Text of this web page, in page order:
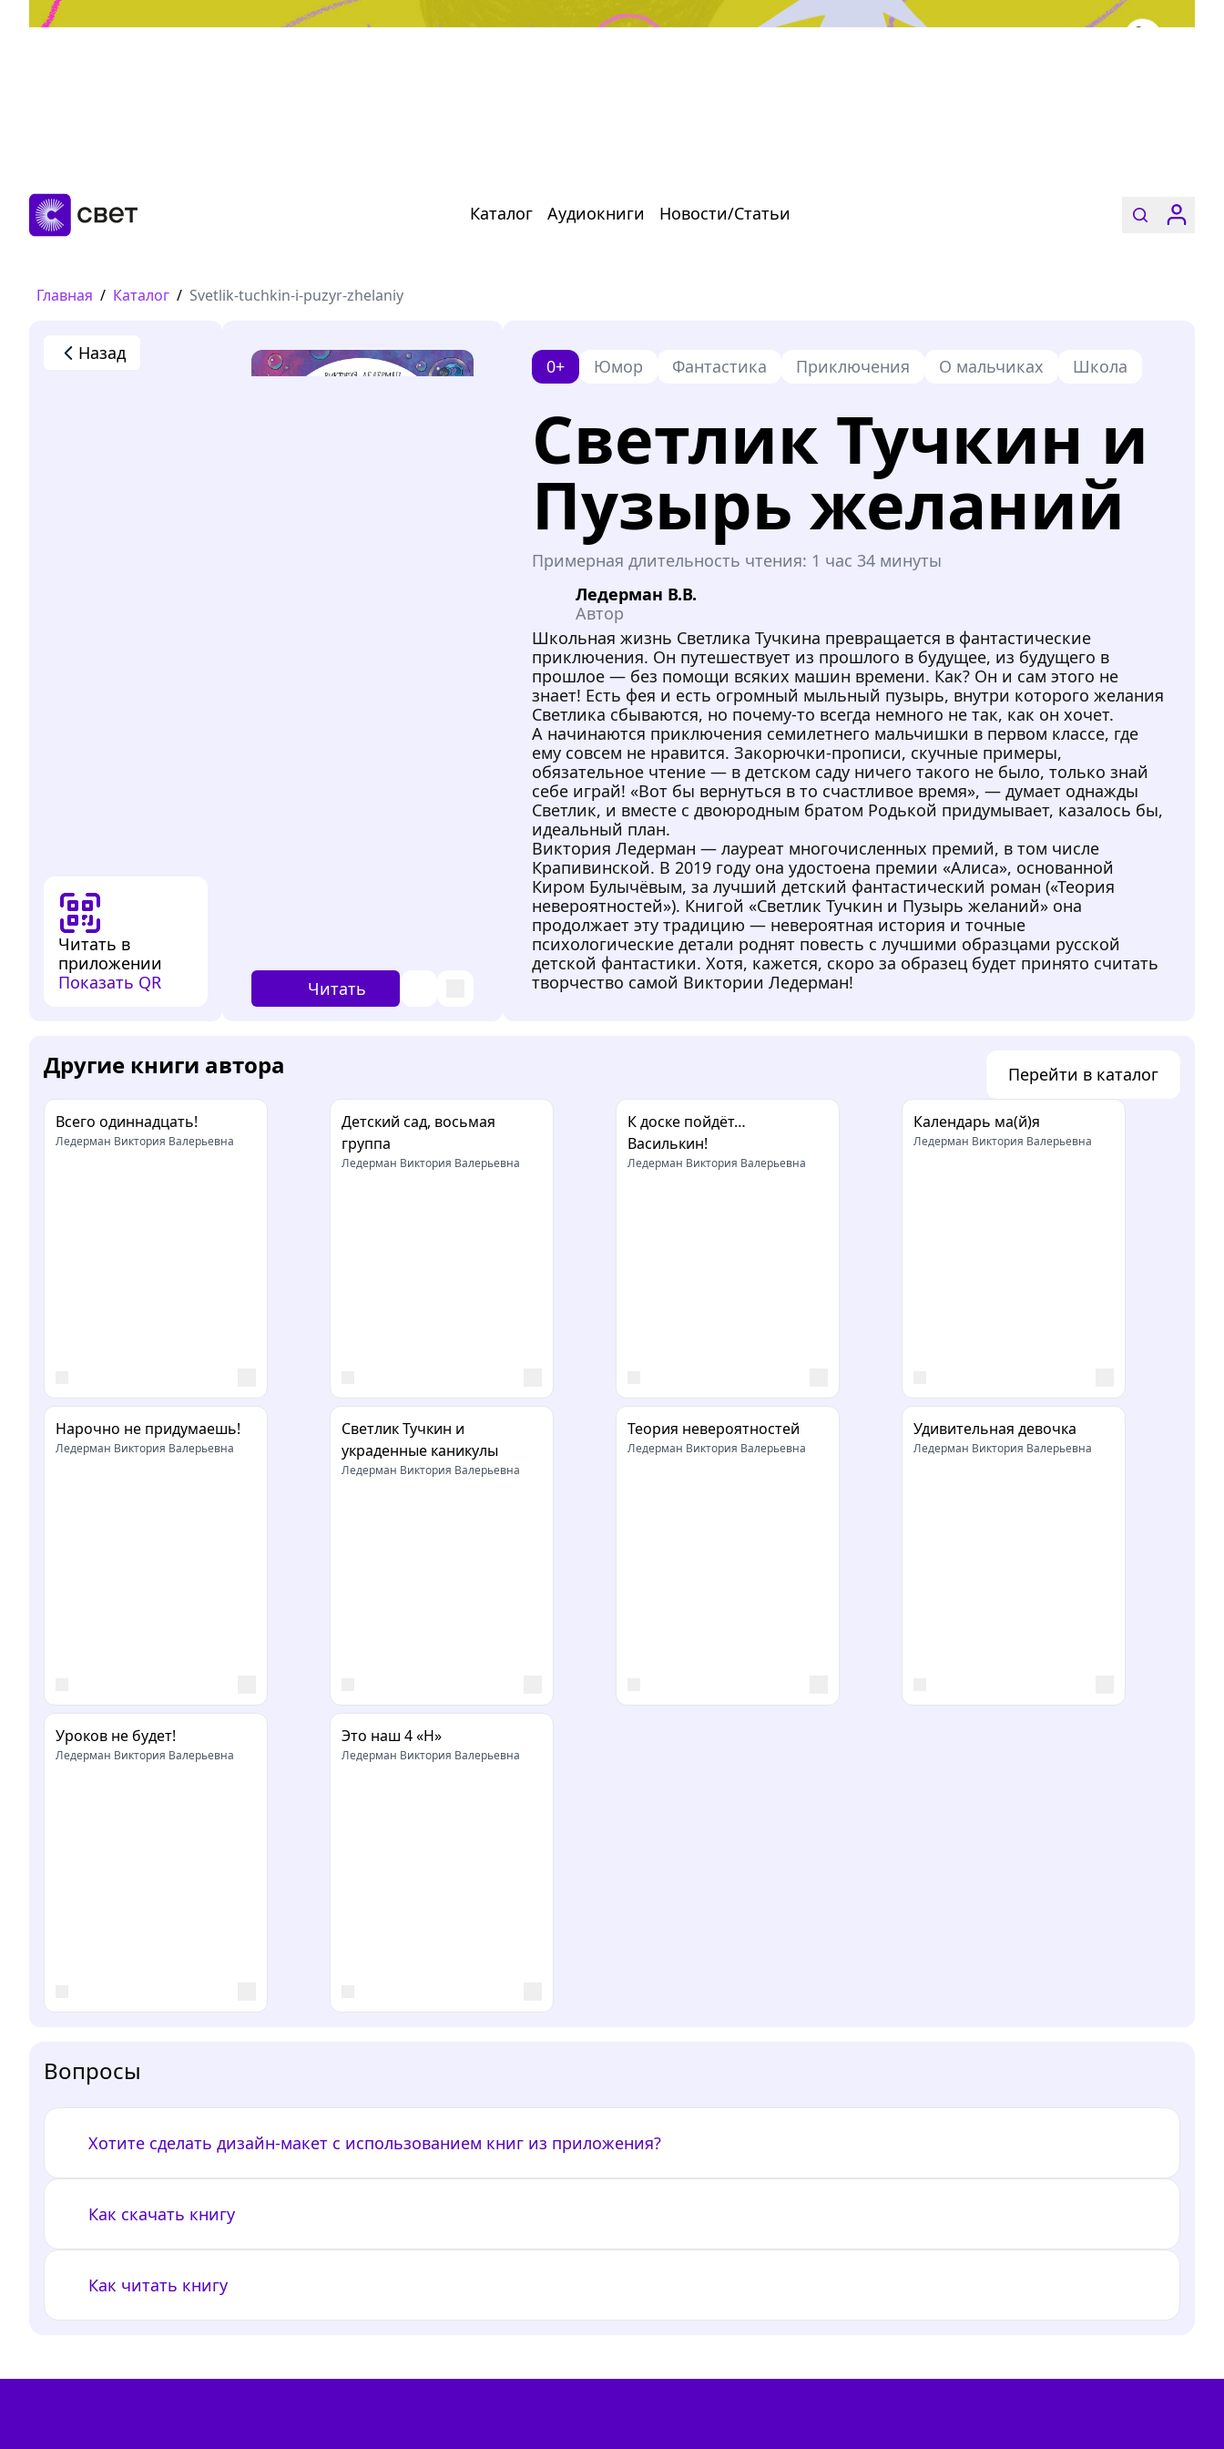
Дружба, любовь, взросление
Каталог Аудиокниги Новости/Статьи
Главная / Каталог / Svetlik-tuchkin-i-puzyr-zhelaniy
Назад
Читать в
приложении
Показать QR
Читать
0+ Юмор Фантастика Приключения О мальчиках Школа
Светлик Тучкин и
Пузырь желаний
Примерная длительность чтения: 1 час 34 минуты
Ледерман В.В.
Автор
Школьная жизнь Светлика Тучкина превращается в фантастические
приключения. Он путешествует из прошлого в будущее, из будущего в
прошлое — без помощи всяких машин времени. Как? Он и сам этого не
знает! Есть фея и есть огромный мыльный пузырь, внутри которого желания
Светлика сбываются, но почему-то всегда немного не так, как он хочет.
А начинаются приключения семилетнего мальчишки в первом классе, где
ему совсем не нравится. Закорючки-прописи, скучные примеры,
обязательное чтение — в детском саду ничего такого не было, только знай
себе играй! «Вот бы вернуться в то счастливое время», — думает однажды
Светлик, и вместе с двоюродным братом Родькой придумывает, казалось бы,
идеальный план.
Виктория Ледерман — лауреат многочисленных премий, в том числе
Крапивинской. В 2019 году она удостоена премии «Алиса», основанной
Киром Булычёвым, за лучший детский фантастический роман («Теория
невероятностей»). Книгой «Светлик Тучкин и Пузырь желаний» она
продолжает эту традицию — невероятная история и точные
психологические детали роднят повесть с лучшими образцами русской
детской фантастики. Хотя, кажется, скоро за образец будет принято считать
творчество самой Виктории Ледерман!
Другие книги автора Перейти в каталог
Всего одиннадцать!
Ледерман Виктория Валерьевна
Детский сад, восьмая
группа
Ледерман Виктория Валерьевна
К доске пойдёт…
Василькин!
Ледерман Виктория Валерьевна
Календарь ма(й)я
Ледерман Виктория Валерьевна
Нарочно не придумаешь!
Ледерман Виктория Валерьевна
Светлик Тучкин и
украденные каникулы
Ледерман Виктория Валерьевна
Теория невероятностей
Ледерман Виктория Валерьевна
Удивительная девочка
Ледерман Виктория Валерьевна
Уроков не будет!
Ледерман Виктория Валерьевна
Это наш 4 «Н»
Ледерман Виктория Валерьевна
Вопросы
Хотите сделать дизайн-макет с использованием книг из приложения?
Как скачать книгу
Как читать книгу